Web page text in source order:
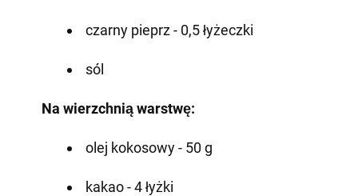
czarny pieprz - 0,5 łyżeczki
sól
Na wierzchnią warstwę:
olej kokosowy - 50 g
kakao - 4 łyżki